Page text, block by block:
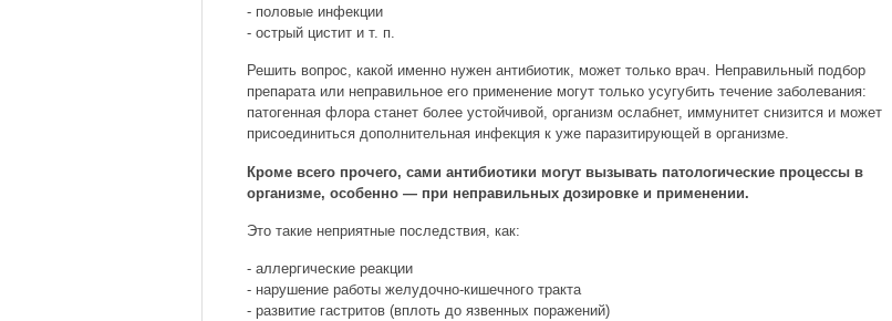
- половые инфекции
- острый цистит и т. п.
Решить вопрос, какой именно нужен антибиотик, может только врач. Неправильный подбор
препарата или неправильное его применение могут только усугубить течение заболевания:
патогенная флора станет более устойчивой, организм ослабнет, иммунитет снизится и может
присоединиться дополнительная инфекция к уже паразитирующей в организме.
Кроме всего прочего, сами антибиотики могут вызывать патологические процессы в
организме, особенно — при неправильных дозировке и применении.
Это такие неприятные последствия, как:
- аллергические реакции
- нарушение работы желудочно-кишечного тракта
- развитие гастритов (вплоть до язвенных поражений)